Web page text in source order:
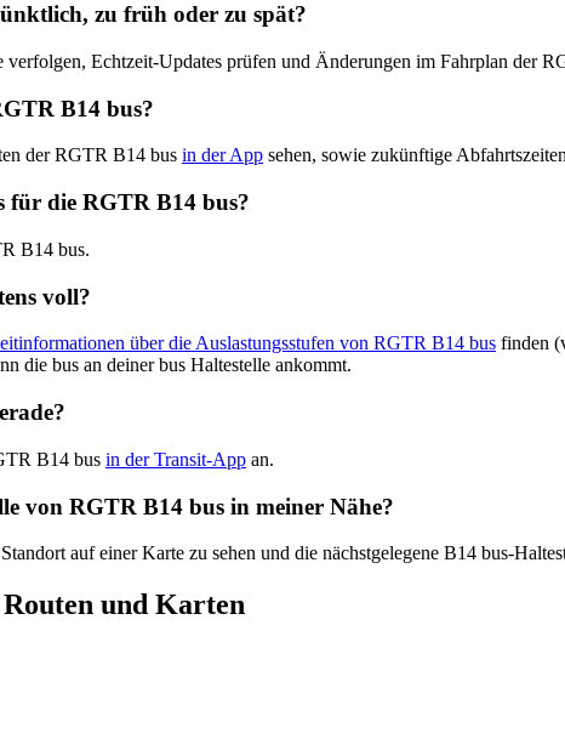
zu früh oder zu spät?
verfolgen, Echtzeit-Updates prüfen und Änderungen im Fahrplan der
B14 bus?
der RGTR B14 bus in der App sehen, sowie zukünftige
für die RGTR B14 bus?
B14 bus.
voll?
über die Auslastungsstufen von RGTR B14 bus finden
die bus an deiner bus Haltestelle ankommt.
B14 bus in der Transit-App an.
von RGTR B14 bus in meiner Nähe?
auf einer Karte zu sehen und die nächstgelegene B14 bus-
und Karten